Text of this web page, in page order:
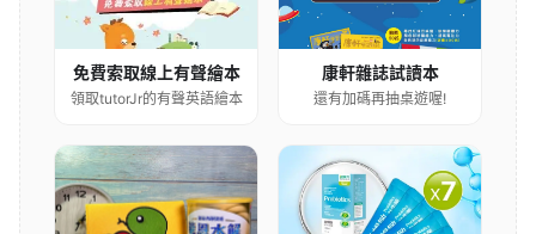
免費索取線上有聲繪本
領取tutorJr的有聲英語繪本
康軒雜誌試讀本
還有加碼再抽桌遊喔!